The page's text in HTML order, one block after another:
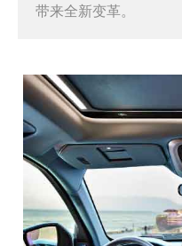
带来全新变革。